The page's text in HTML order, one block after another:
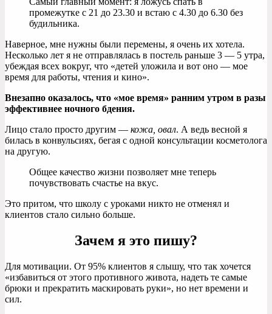
промежутке с 21 до 23.30 и встаю с 4.30 до 6.30 без
будильника.
Наверное, мне нужны были перемены, я очень их хотела.
Несколько лет я не отправлялась в постель раньше 3 — 5 утра,
убеждая всех вокруг, что «детей уложила и вот оно — мое
время для работы, чтения и кино».
Внезапно оказалось, что «мое время» ранним утром в разы
эффективнее ночного бдения.
Лицо стало просто другим — кожа, овал. А ведь весной я
билась в конвульсиях, бегая с одной консультации косметолога
на другую.
Общее качество жизни позволяет мне теперь
почувствовать счастье на вкус.
Это притом, что школу с уроками никто не отменял и
клиентов стало сильно больше.
Зачем я это пишу?
Для мотивации. От 95% клиентов я слышу, что так хочется
«избавиться от этого противного живота, надеть те самые
брюки и прекратить маскировать руки», но нет времени и
сил.